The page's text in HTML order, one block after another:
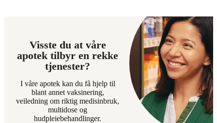
Visste du at våre
apotek tilbyr en rekke
tjenester?
I våre apotek kan du få hjelp til
blant annet vaksinering,
veiledning om riktig medisinbruk,
multidose og
hudpleiebehandlinger.